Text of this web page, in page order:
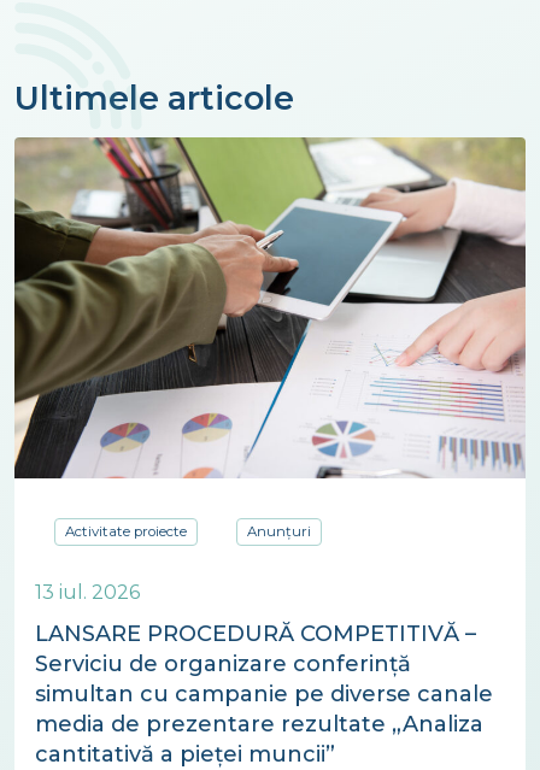
Ultimele articole
Activitate proiecte Anunțuri
13 iul. 2026
LANSARE PROCEDURĂ COMPETITIVĂ –
Serviciu de organizare conferință
simultan cu campanie pe diverse canale
media de prezentare rezultate „Analiza
cantitativă a pieței muncii”